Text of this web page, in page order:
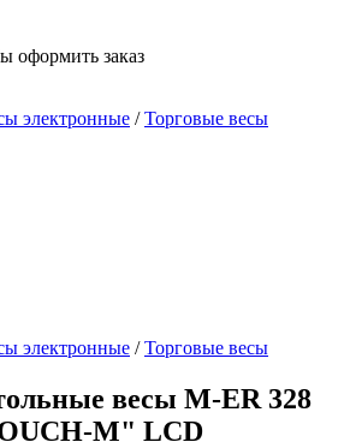
оформить заказ
электронные /Торговые весы
электронные /Торговые весы
весы M-ER 328
M" LCD